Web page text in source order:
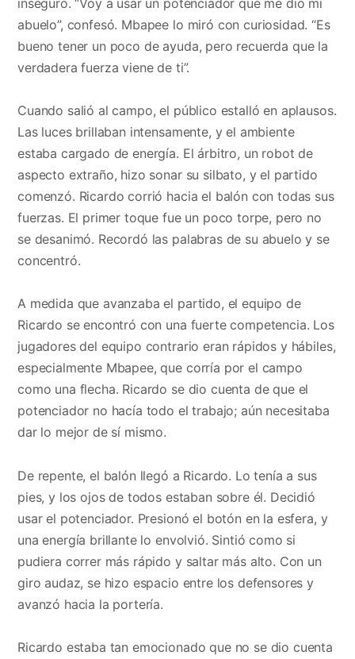
abuelo”, confesó. Mbapee lo miró con curiosidad. “Es
bueno tener un poco de ayuda, pero recuerda que la
verdadera fuerza viene de ti”.
Cuando salió al campo, el público estalló en aplausos.
Las luces brillaban intensamente, y el ambiente
estaba cargado de energía. El árbitro, un robot de
aspecto extraño, hizo sonar su silbato, y el partido
comenzó. Ricardo corrió hacia el balón con todas sus
fuerzas. El primer toque fue un poco torpe, pero no
se desanimó. Recordó las palabras de su abuelo y se
concentró.
A medida que avanzaba el partido, el equipo de
Ricardo se encontró con una fuerte competencia. Los
jugadores del equipo contrario eran rápidos y hábiles,
especialmente Mbapee, que corría por el campo
como una flecha. Ricardo se dio cuenta de que el
potenciador no hacía todo el trabajo; aún necesitaba
dar lo mejor de sí mismo.
De repente, el balón llegó a Ricardo. Lo tenía a sus
pies, y los ojos de todos estaban sobre él. Decidió
usar el potenciador. Presionó el botón en la esfera, y
una energía brillante lo envolvió. Sintió como si
pudiera correr más rápido y saltar más alto. Con un
giro audaz, se hizo espacio entre los defensores y
avanzó hacia la portería.
Ricardo estaba tan emocionado que no se dio cuenta